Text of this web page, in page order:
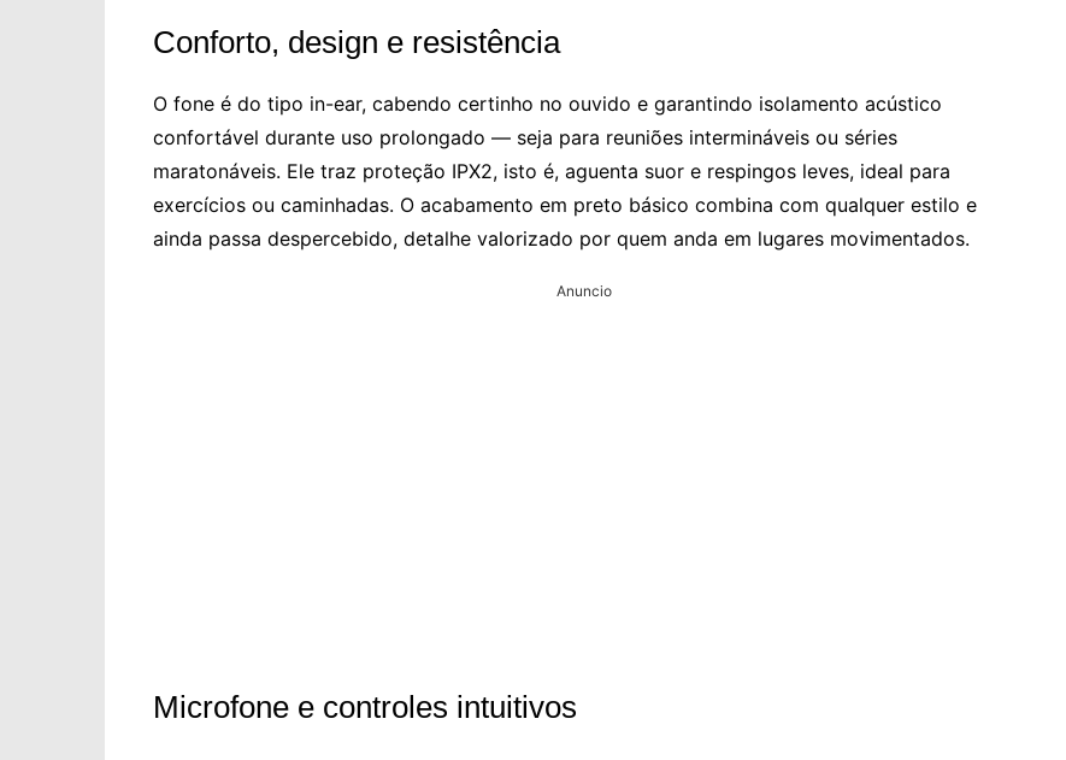
Conforto, design e resistência
O fone é do tipo in-ear, cabendo certinho no ouvido e garantindo isolamento acústico
confortável durante uso prolongado — seja para reuniões intermináveis ou séries
maratonáveis. Ele traz proteção IPX2, isto é, aguenta suor e respingos leves, ideal para
exercícios ou caminhadas. O acabamento em preto básico combina com qualquer estilo e
ainda passa despercebido, detalhe valorizado por quem anda em lugares movimentados.
Anuncio
Microfone e controles intuitivos